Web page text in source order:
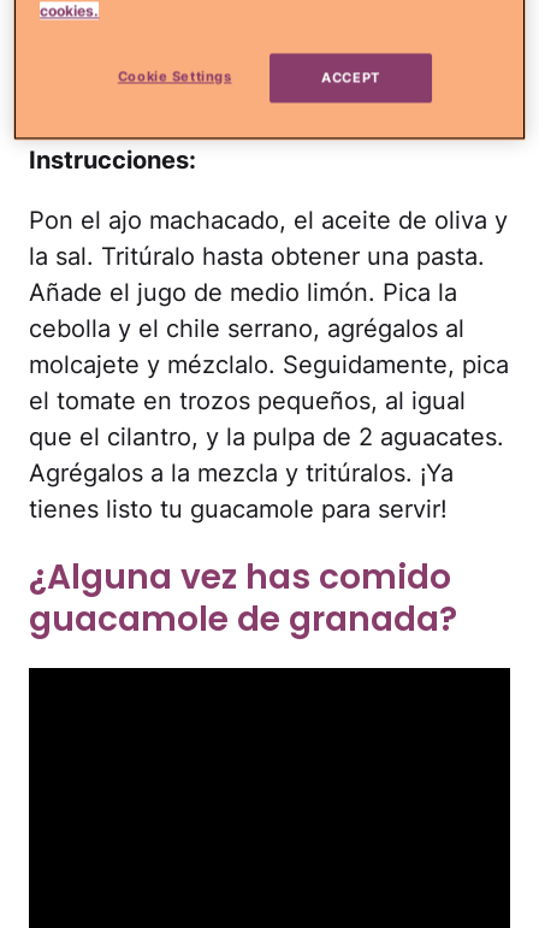
Instrucciones:
Pon el ajo machacado, el aceite de oliva y
la sal. Tritúralo hasta obtener una pasta.
Añade el jugo de medio limón. Pica la
cebolla y el chile serrano, agrégalos al
molcajete y mézclalo. Seguidamente, pica
el tomate en trozos pequeños, al igual
que el cilantro, y la pulpa de 2 aguacates.
Agrégalos a la mezcla y tritúralos. ¡Ya
tienes listo tu guacamole para servir!
¿Alguna vez has comido
guacamole de granada?
cookies.
Cookie Settings ACCEPT